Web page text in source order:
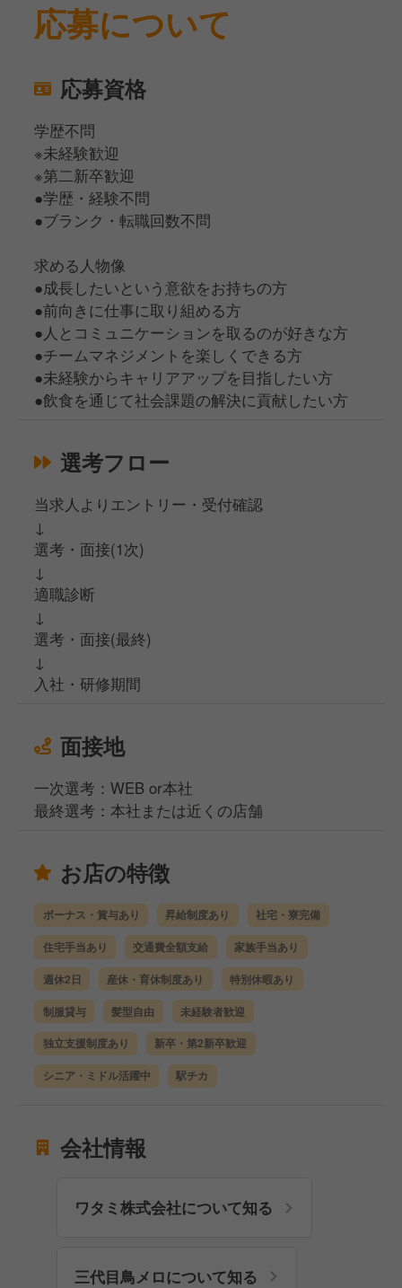
応募について
応募資格
学歴不問
※未経験歓迎
※第二新卒歓迎
●学歴・経験不問
●ブランク・転職回数不問
求める人物像
●成長したいという意欲をお持ちの方
●前向きに仕事に取り組める方
●人とコミュニケーションを取るのが好きな方
●チームマネジメントを楽しくできる方
●未経験からキャリアアップを目指したい方
●飲食を通じて社会課題の解決に貢献したい方
選考フロー
当求人よりエントリー・受付確認
↓
選考・面接(1次)
↓
適職診断
↓
選考・面接(最終)
↓
入社・研修期間
面接地
一次選考：WEB or本社
最終選考：本社または近くの店舗
お店の特徴
ボーナス・賞与あり 昇給制度あり 社宅・寮完備
住宅手当あり 交通費全額支給 家族手当あり
週休2日 産休・育休制度あり 特別休暇あり
制服貸与 髪型自由 未経験者歓迎
独立支援制度あり 新卒・第2新卒歓迎
シニア・ミドル活躍中 駅チカ
会社情報
ワタミ株式会社について知る
三代目鳥メロについて知る